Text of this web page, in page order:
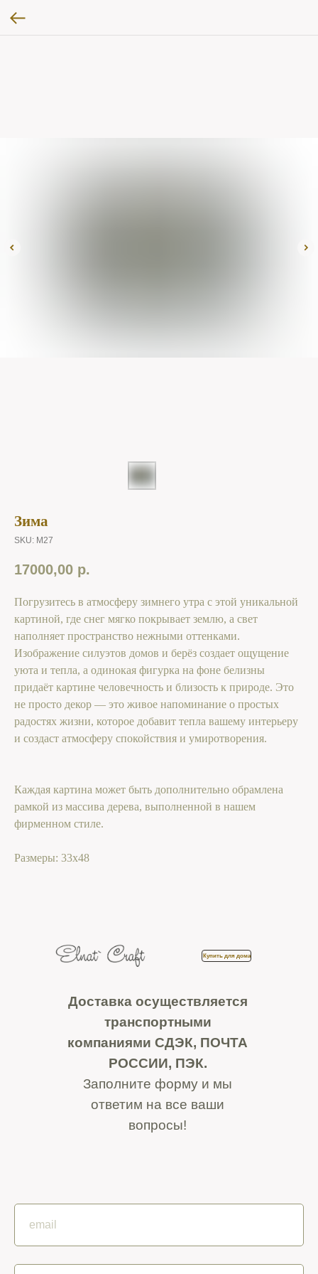
Зима
SKU: M27
17000,00 р.
Погрузитесь в атмосферу зимнего утра с этой уникальной
картиной, где снег мягко покрывает землю, а свет
наполняет пространство нежными оттенками.
Изображение силуэтов домов и берёз создает ощущение
уюта и тепла, а одинокая фигурка на фоне белизны
придаёт картине человечность и близость к природе. Это
не просто декор — это живое напоминание о простых
радостях жизни, которое добавит тепла вашему интерьеру
и создаст атмосферу спокойствия и умиротворения.
Каждая картина может быть дополнительно обрамлена
рамкой из массива дерева, выполненной в нашем
фирменном стиле.
Размеры: 33х48
Доставка осуществляется
транспортными
компаниями СДЭК, ПОЧТА
РОССИИ, ПЭК.
Заполните форму и мы
ответим на все ваши
вопросы!
Купить для дома